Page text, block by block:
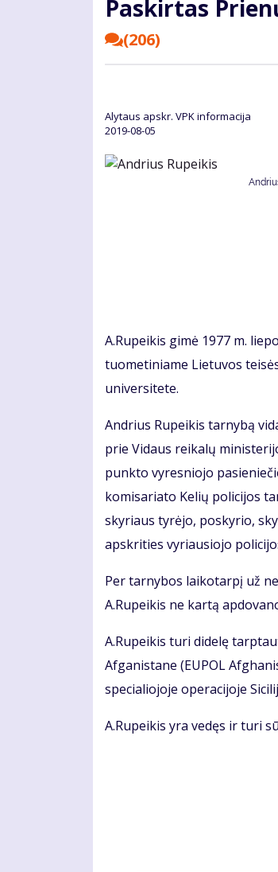
Paskirtas
(206)
Alytaus apskr. VPK informacija
2019-08-05
A.Rupeikis gimė 1977 m.
tuometiniame Lietuvos
universitete.
Andrius Rupeikis tarnybą
prie Vidaus reikalų
punkto vyresniojo
komisariato Kelių policijos
skyriaus tyrėjo, poskyrio,
apskrities vyriausiojo
Per tarnybos laikotarpį už
A.Rupeikis ne kartą
A.Rupeikis turi didelę
Afganistane (EUPOL
specialiojoje operacijoje
A.Rupeikis yra vedęs ir turi